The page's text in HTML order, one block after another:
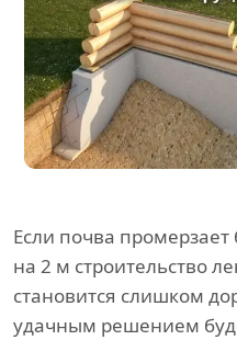
Если почва
на 2 м строительство
становится слишком
удачным решением